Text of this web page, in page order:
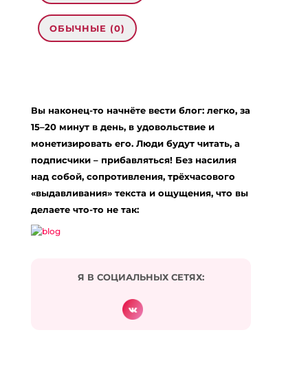
ОБЫЧНЫЕ (0)
Обязательные поля помечены*
Подписаться на комментарии по e-mail
Вы наконец-то начнёте вести блог: легко, за
15–20 минут в день, в удовольствие и
монетизировать его. Люди будут читать, а
подписчики – прибавляться! Без насилия
над собой, сопротивления, трёхчасового
«выдавливания» текста и ощущения, что вы
делаете что-то не так:
Я В СОЦИАЛЬНЫХ СЕТЯХ: